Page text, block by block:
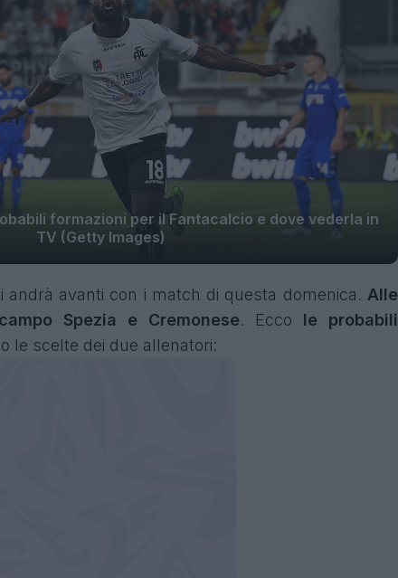
formazioni per il Fantacalcio e dove vederla in
TV (Getty Images)
andrà avanti con i match di questa domenica. Alle
Spezia e Cremonese. Ecco le probabili
le scelte dei due allenatori: